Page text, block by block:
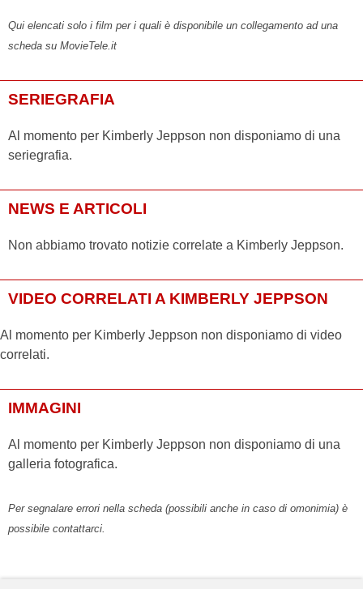
Qui elencati solo i film per i quali è disponibile un collegamento ad una
scheda su MovieTele.it
SERIEGRAFIA
Al momento per Kimberly Jeppson non disponiamo di una
seriegrafia.
NEWS E ARTICOLI
Non abbiamo trovato notizie correlate a Kimberly Jeppson.
VIDEO CORRELATI A KIMBERLY JEPPSON
Al momento per Kimberly Jeppson non disponiamo di video
correlati.
IMMAGINI
Al momento per Kimberly Jeppson non disponiamo di una
galleria fotografica.
Per segnalare errori nella scheda (possibili anche in caso di omonimia) è
possibile contattarci.